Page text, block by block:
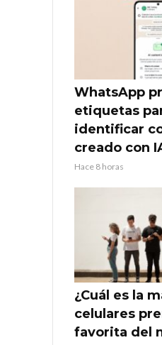
WhatsApp
etiquetas
identificar
creado con
Hace 8 horas
¿Cuál es la
celulares
favorita del